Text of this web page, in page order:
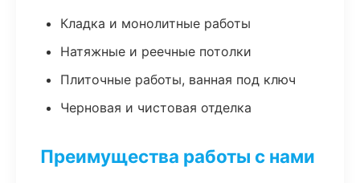
Кладка и монолитные работы
Натяжные и реечные потолки
Плиточные работы, ванная под ключ
Черновая и чистовая отделка
Преимущества работы с нами